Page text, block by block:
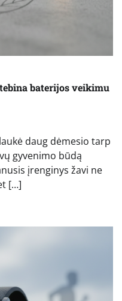
baterijos veikimu
daug dėmesio tarp
gyvenimo būdą
įrenginys žavi ne
[…]